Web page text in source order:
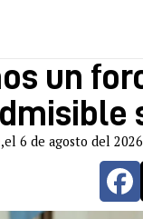
un
,el 6 de agosto del 2026